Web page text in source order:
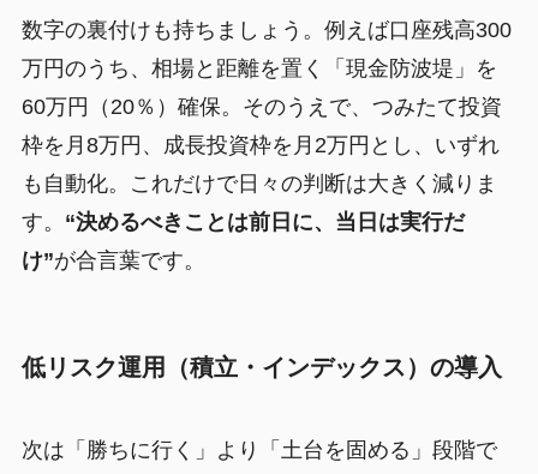
数字の裏付けも持ちましょう。例えば口座残高300
万円のうち、相場と距離を置く「現金防波堤」を
60万円（20％）確保。そのうえで、つみたて投資
枠を月8万円、成長投資枠を月2万円とし、いずれ
も自動化。これだけで日々の判断は大きく減りま
す。 “決めるべきことは前日に、当日は実行だ
け”が合言葉です。
低リスク運用（積立・インデックス）の導入
次は「勝ちに行く」より「土台を固める」段階で